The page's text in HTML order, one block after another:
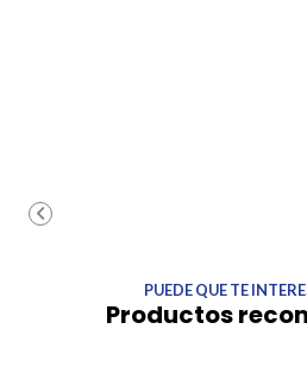
PUEDE QUE TE
Productos